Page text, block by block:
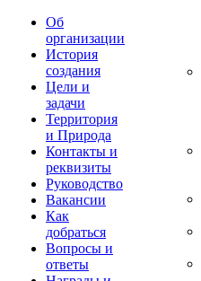
Об
организации
История
создания
Цели и
задачи
Территория
и Природа
Контакты и
реквизиты
Руководство
Вакансии
Как
добраться
Вопросы и
ответы